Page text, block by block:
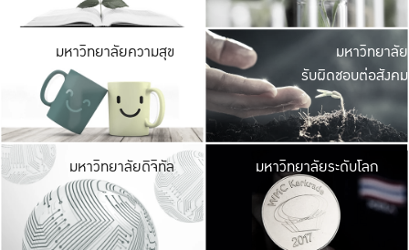
มหาวิทยาลัยความสุข มหาวิ
ค
เปิดประ
และพบเรื่องราวใ
มหาวิทยาลัย
รับผิดชอบต่อสังคม
มหาวิทยาลัยดิจิทัล มหาวิ
เปลี่ยนแปลง แล
เพื่อทำง
ระบบสารสนเทศ
มหาวิทยาลัยระดับโลก